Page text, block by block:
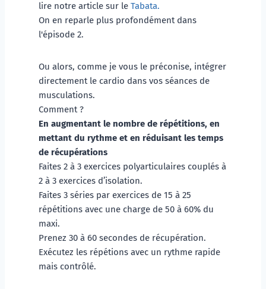
lire notre article sur le Tabata.
On en reparle plus profondément dans
l'épisode 2.
Ou alors, comme je vous le préconise, intégrer
directement le cardio dans vos séances de
musculations.
Comment ?
En augmentant le nombre de répétitions, en
mettant du rythme et en réduisant les temps
de récupérations
Faites 2 à 3 exercices polyarticulaires couplés à
2 à 3 exercices d’isolation.
Faites 3 séries par exercices de 15 à 25
répétitions avec une charge de 50 à 60% du
maxi.
Prenez 30 à 60 secondes de récupération.
Exécutez les répétions avec un rythme rapide
mais contrôlé.